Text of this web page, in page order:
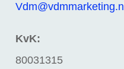
Vdm@vdmmarketing.nl
KvK:
80031315